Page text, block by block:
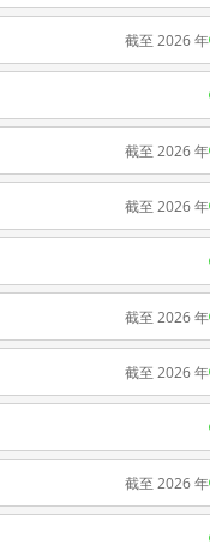
截至 2026 年
截至 2026 年
截至 2026 年
截至 2026 年
截至 2026 年
截至 2026 年